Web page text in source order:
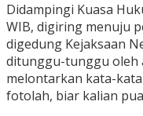
Didampingi Kuasa
WIB, digiring menuju
digedung Kejaksaan
ditunggu-tunggu oleh
melontarkan kata-
fotolah, biar kalian